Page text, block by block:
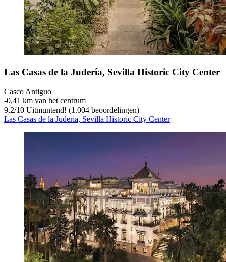
Las Casas de la Judería, Sevilla Historic City Center
Casco Antiguo
‐0,41 km van het centrum
9,2/10 Uitmuntend! (1.004 beoordelingen)
Las Casas de la Judería, Sevilla Historic City Center